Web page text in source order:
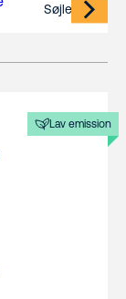
Søjlelift
Lav emission